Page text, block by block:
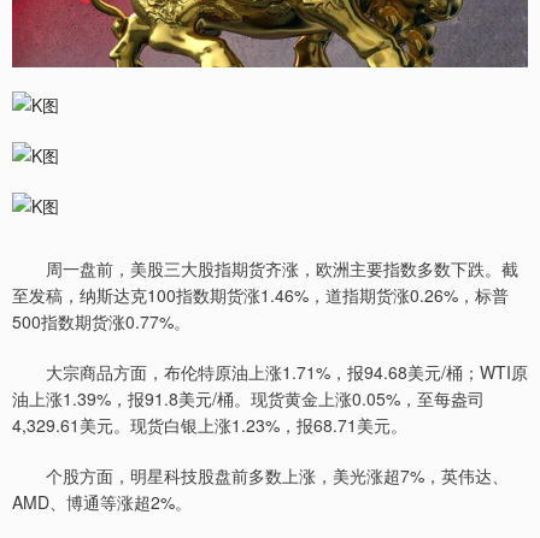
周一盘前，美股三大股指期货齐涨，欧洲主要指数多数下跌。截
至发稿，纳斯达克100指数期货涨1.46%，道指期货涨0.26%，标普
500指数期货涨0.77%。
大宗商品方面，布伦特原油上涨1.71%，报94.68美元/桶；WTI原
油上涨1.39%，报91.8美元/桶。现货黄金上涨0.05%，至每盎司
4,329.61美元。现货白银上涨1.23%，报68.71美元。
个股方面，明星科技股盘前多数上涨，美光涨超7%，英伟达、
AMD、博通等涨超2%。